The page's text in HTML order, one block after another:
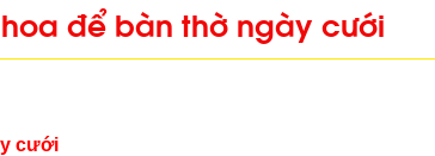
để bàn thờ ngày cưới
cưới